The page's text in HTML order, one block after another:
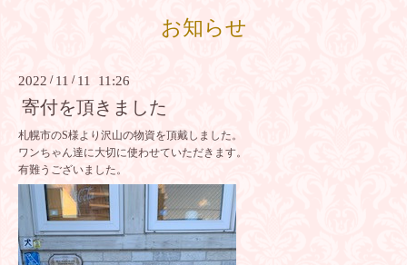
お知らせ
2022 / 11 / 11 11:26
寄付を頂きました
札幌市のS様より沢山の物資を頂戴しました。
ワンちゃん達に大切に使わせていただきます。
有難うございました。